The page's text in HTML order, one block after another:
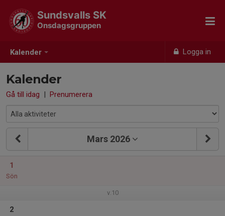
Kalender Logga in
Sundsvalls SK
Onsdagsgruppen
Kalender
Gå till idag | Prenumerera
Mars 2026
1
Sön
v.10
2